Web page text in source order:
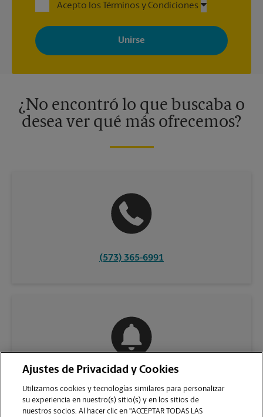
Acepto los Términos y Condiciones
Al registrarse, acepta recibir correos electrónicos de The UPS
Store con noticias, ofertas especiales, promociones y mensajes
adaptados a sus intereses. Puede darse de baja en cualquier
momento. Para más información, consulte nuestra política de
¿No encontró lo que buscaba o
desea ver qué más ofrecemos?
(573) 365-6991
Ajustes de Privacidad y Cookies
Utilizamos cookies y tecnologías similares para personalizar
su experiencia en nuestro(s) sitio(s) y en los sitios de
nuestros socios. Al hacer clic en "ACCEPTAR TODAS LAS